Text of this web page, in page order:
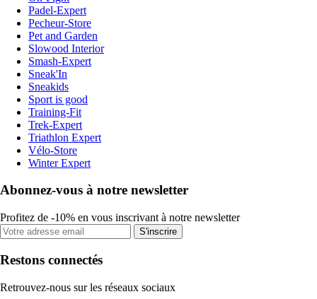
Padel-Expert
Pecheur-Store
Pet and Garden
Slowood Interior
Smash-Expert
Sneak'In
Sneakids
Sport is good
Training-Fit
Trek-Expert
Triathlon Expert
Vélo-Store
Winter Expert
Abonnez-vous à notre newsletter
Profitez de -10% en vous inscrivant à notre newsletter
S'inscrire
Restons connectés
Retrouvez-nous sur les réseaux sociaux